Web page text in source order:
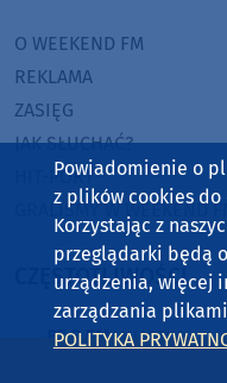
O WEEKEND FM
REKLAMA
ZASIĘG
JAK SŁUCHAĆ?
HIT-PORT
GRALIŚMY W WEEKEND
CZĘSTOTLIWOŚCI
87,8 FM MIASTKO
Powiadomienie o
z plików cookies do
Korzystając z
przeglądarki będą
urządzenia, więcej
zarządzania
POLITYKA